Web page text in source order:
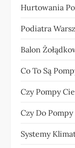
Hurtowania
Podiatra
Balon
Co To Są
Czy Pompy
Czy Do
Systemy